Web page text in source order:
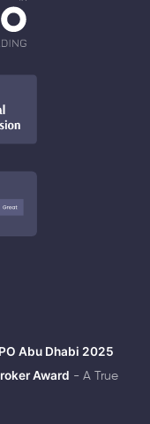
Abu Dhabi 2025
Award - A True